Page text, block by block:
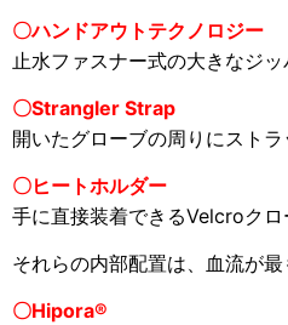
〇ハンドアウトテクノロジー
止水ファスナー式の大きなジ
〇Strangler Strap
開いたグローブの周りにスト
〇ヒートホルダー
手に直接装着できるVelcroク
それらの内部配置は、血流が
〇Hipora®